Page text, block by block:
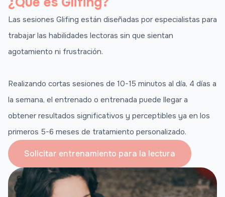
Las sesiones Glifing están diseñadas por especialistas para
trabajar las habilidades lectoras sin que sientan
agotamiento ni frustración.
Realizando cortas sesiones de 10-15 minutos al día, 4 días a
la semana, el entrenado o entrenada puede llegar a
obtener resultados significativos y perceptibles ya en los
primeros 5-6 meses de tratamiento personalizado.
Solicitar entrenamiento para la lectura